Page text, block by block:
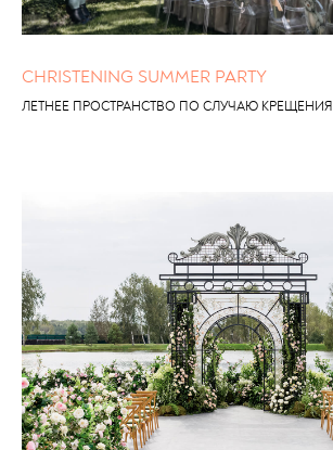
CHRISTENING SUMMER PARTY
ЛЕТНЕЕ ПРОСТРАНСТВО ПО СЛУЧАЮ КРЕЩЕНИЯ